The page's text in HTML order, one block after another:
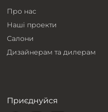
Про нас
Наші проекти
Салони
Дизайнерам та дилерам
Приєднуйся